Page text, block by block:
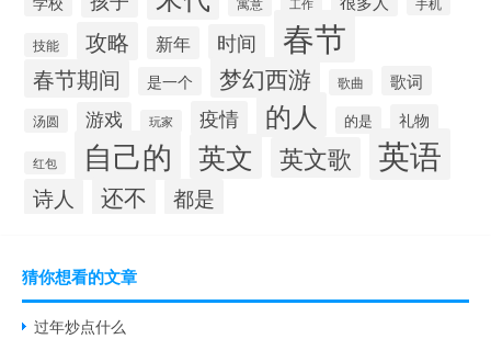
技能 攻略 新年 时间 春节
春节期间 是一个 梦幻西游 歌曲 歌词
汤圆 游戏 玩家 疫情 的人 的是 礼物
红包 自己的 英文 英文歌 英语
诗人 还不 都是
猜你想看的文章
过年炒点什么